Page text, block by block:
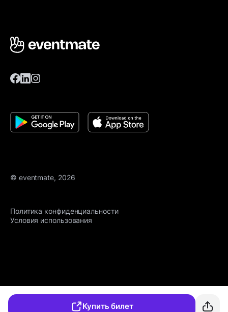
© eventmate, 2026
Политика конфиденциальности
Условия использования
Купить билет